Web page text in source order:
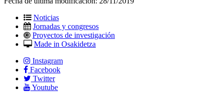
Noticias
Jornadas y congresos
Proyectos de investigación
Made in Osakidetza
Instagram
Facebook
Twitter
Youtube